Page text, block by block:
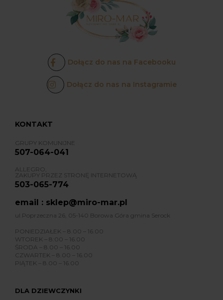
Dołącz do nas na Facebooku
Dołącz do nas na Instagramie
KONTAKT
GRUPY KOMUNIJNE
507-064-041
ALLEGRO,
ZAKUPY PRZEZ STRONĘ INTERNETOWĄ
503-065-774
email : sklep@miro-mar.pl
ul.Poprzeczna 26, 05-140 Borowa Góra gmina Serock
PONIEDZIAŁEK – 8.00 – 16.00
WTOREK – 8:00 – 16.00
ŚRODA – 8.00 – 16.00
CZWARTEK – 8.00 – 16.00
PIĄTEK – 8.00 – 16.00
DLA DZIEWCZYNKI